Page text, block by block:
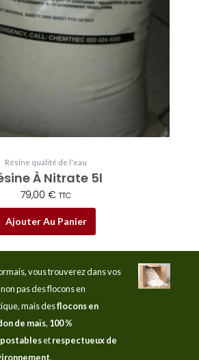
Résine qualité de l'eau
À Nitrate 5l
79,00 € TTC
Ajouter Au Panier
vous trouverez dans vos
pas des flocons en
mais desflocons en
de maïs, 100 %
etrespectueux de
.